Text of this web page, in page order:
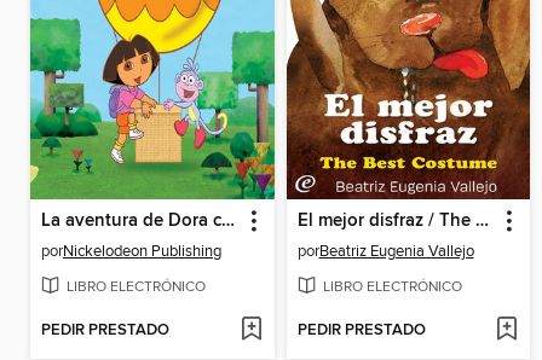
La aventura de Dora con las formas
porNickelodeon Publishing
LIBRO ELECTRÓNICO
PEDIR PRESTADO
El mejor disfraz / The Best Costume
porBeatriz Eugenia Vallejo
LIBRO ELECTRÓNICO
PEDIR PRESTADO